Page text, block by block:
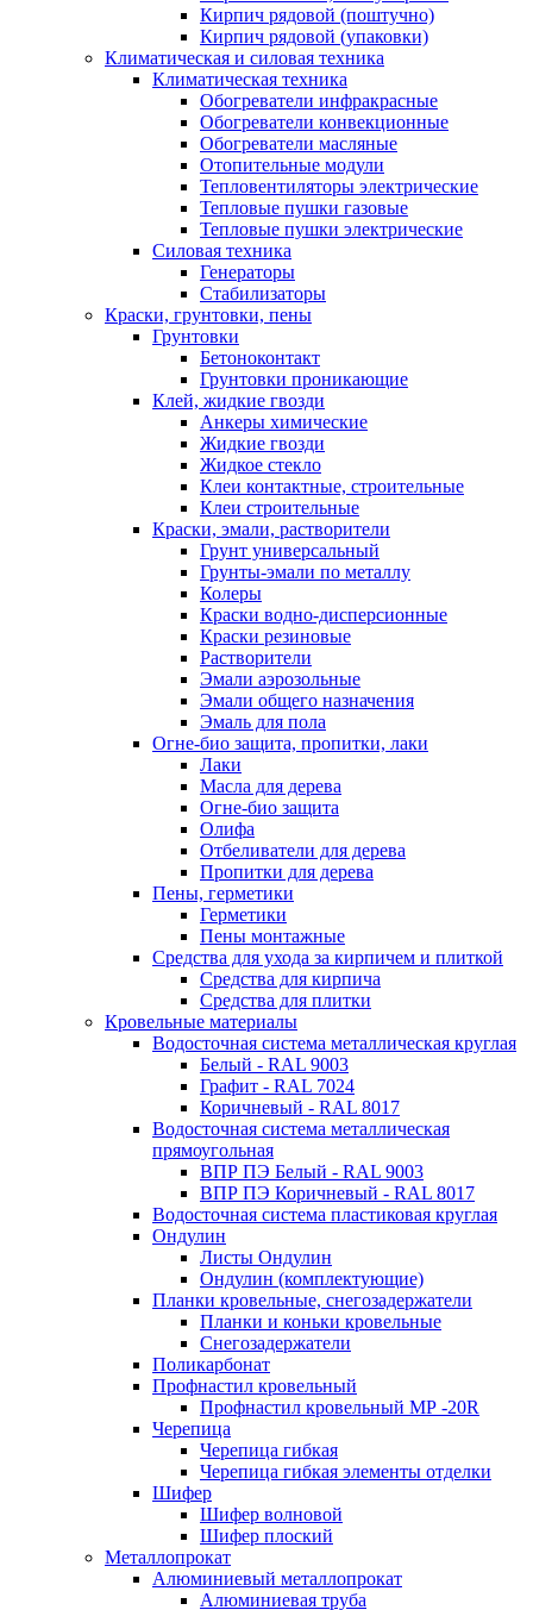
Кирпич рядовой (поштучно)
Кирпич рядовой (упаковки)
Климатическая и силовая техника
Климатическая техника
Обогреватели инфракрасные
Обогреватели конвекционные
Обогреватели масляные
Отопительные модули
Тепловентиляторы электрические
Тепловые пушки газовые
Тепловые пушки электрические
Силовая техника
Генераторы
Стабилизаторы
Краски, грунтовки, пены
Грунтовки
Бетоноконтакт
Грунтовки проникающие
Клей, жидкие гвозди
Анкеры химические
Жидкие гвозди
Жидкое стекло
Клеи контактные, строительные
Клеи строительные
Краски, эмали, растворители
Грунт универсальный
Грунты-эмали по металлу
Колеры
Краски водно-дисперсионные
Краски резиновые
Растворители
Эмали аэрозольные
Эмали общего назначения
Эмаль для пола
Огне-био защита, пропитки, лаки
Лаки
Масла для дерева
Огне-био защита
Олифа
Отбеливатели для дерева
Пропитки для дерева
Пены, герметики
Герметики
Пены монтажные
Средства для ухода за кирпичем и плиткой
Средства для кирпича
Средства для плитки
Кровельные материалы
Водосточная система металлическая круглая
Белый - RAL 9003
Графит - RAL 7024
Коричневый - RAL 8017
Водосточная система металлическая
прямоугольная
ВПР ПЭ Белый - RAL 9003
ВПР ПЭ Коричневый - RAL 8017
Водосточная система пластиковая круглая
Ондулин
Листы Ондулин
Ондулин (комплектующие)
Планки кровельные, снегозадержатели
Планки и коньки кровельные
Снегозадержатели
Поликарбонат
Профнастил кровельный
Профнастил кровельный МР -20R
Черепица
Черепица гибкая
Черепица гибкая элементы отделки
Шифер
Шифер волновой
Шифер плоский
Металлопрокат
Алюминиевый металлопрокат
Алюминиевая труба